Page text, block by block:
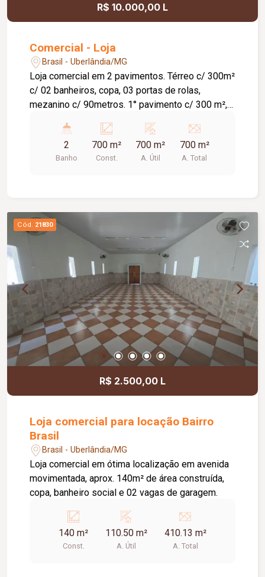
R$ 10.000,00 L
Comercial - Loja
Brasil - Uberlândia/MG
Loja comercial em 2 pavimentos. Térreo c/ 300m²
c/ 02 banheiros, copa, 03 portas de rolas,
mezanino c/ 90metros. 1° pavimento c/ 300 m²,
2
Banho
700 m²
Const.
700 m²
A. Útil
700 m²
A. Total
Cód. 21830
R$ 2.500,00 L
Loja comercial para locação Bairro
Brasil
Brasil - Uberlândia/MG
Loja comercial em ótima localização em avenida
movimentada, aprox. 140m² de área construída,
copa, banheiro social e 02 vagas de garagem.
140 m²
Const.
110.50 m²
A. Útil
410.13 m²
A. Total